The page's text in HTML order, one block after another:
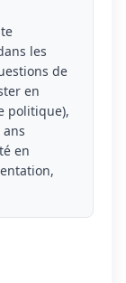
les
de
en
politique),
en